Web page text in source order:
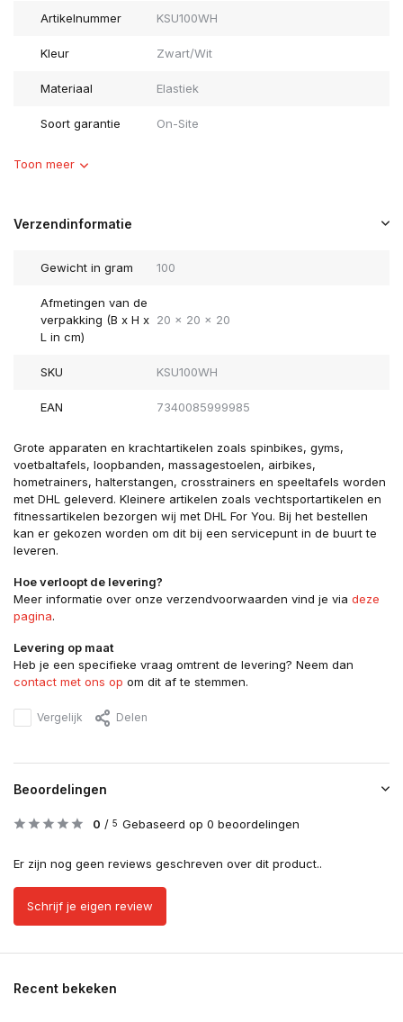
Artikelnummer KSU100WH
Kleur Zwart/Wit
Materiaal Elastiek
Soort garantie On-Site
Toon meer
Verzendinformatie
Gewicht in gram 100
Afmetingen van de
verpakking (B x H x
L in cm)
20 x 20 x 20
SKU KSU100WH
EAN 7340085999985
Grote apparaten en krachtartikelen zoals spinbikes, gyms,
voetbaltafels, loopbanden, massagestoelen, airbikes,
hometrainers, halterstangen, crosstrainers en speeltafels worden
met DHL geleverd. Kleinere artikelen zoals vechtsportartikelen en
fitnessartikelen bezorgen wij met DHL For You. Bij het bestellen
kan er gekozen worden om dit bij een servicepunt in de buurt te
leveren.
Hoe verloopt de levering?
Meer informatie over onze verzendvoorwaarden vind je via deze
pagina.
Levering op maat
Heb je een specifieke vraag omtrent de levering? Neem dan
contact met ons op om dit af te stemmen.
Vergelijk Delen
Beoordelingen
0 / 5 Gebaseerd op 0 beoordelingen
Er zijn nog geen reviews geschreven over dit product..
Schrijf je eigen review
Recent bekeken